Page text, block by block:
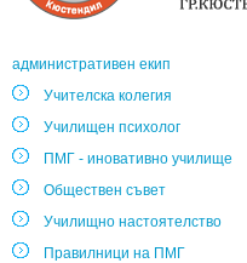
административен екип
Учителска колегия
Училищен психолог
ПМГ - иновативно училище
Обществен съвет
Училищно настоятелство
Правилници на ПМГ